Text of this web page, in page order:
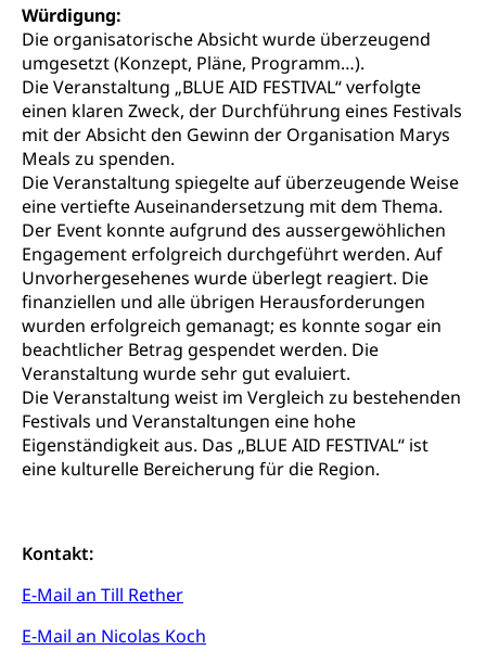
Würdigung:
Die organisatorische Absicht wurde überzeugend
umgesetzt (Konzept, Pläne, Programm…).
Die Veranstaltung „BLUE AID FESTIVAL“ verfolgte
einen klaren Zweck, der Durchführung eines Festivals
mit der Absicht den Gewinn der Organisation Marys
Meals zu spenden.
Die Veranstaltung spiegelte auf überzeugende Weise
eine vertiefte Auseinandersetzung mit dem Thema.
Der Event konnte aufgrund des aussergewöhlichen
Engagement erfolgreich durchgeführt werden. Auf
Unvorhergesehenes wurde überlegt reagiert. Die
finanziellen und alle übrigen Herausforderungen
wurden erfolgreich gemanagt; es konnte sogar ein
beachtlicher Betrag gespendet werden. Die
Veranstaltung wurde sehr gut evaluiert.
Die Veranstaltung weist im Vergleich zu bestehenden
Festivals und Veranstaltungen eine hohe
Eigenständigkeit aus. Das „BLUE AID FESTIVAL“ ist
eine kulturelle Bereicherung für die Region.
Kontakt:
E-Mail an Till Rether
E-Mail an Nicolas Koch
Zentral- und Hochschulbibliothek
Archiv der Denkmalpflege
Museen, Theater, Bibliotheken
Dienststelle Kultur
Kunst & Kultur (Luzern Tourismus)
Kulturförderung
Kulturpolitik, Sprachförderung, Denkmalpflege,
kulturelles Angebot, Kulturerbe, kulturelles Erbe,
Nachwuchsförderung, Vermittlung, Selektive
Förderung, Kulturausschreibungen, Kulturpreis,
Werkbeitrag, Produktionsbeitrag, Recherche,
Bildende Kunst, Angewandte Kunst, Theater/Tanz,
Musik, Entwicklung, Programmbeiträge,
Filmförderung, Regionale Förderfonds,
Werkankäufe, Kunstankäufe, Kunst und Bau, Schule
und Kultur, Kulturgesuche, Kulturvermittlung
Kulturförderung und Vermittlung
Angebote für Schulklassen
Zentralschweizer Filmförderung
Mobilität
Schiene und öffentlicher Verkehr
Öffentlicher Verkehr Luzern Mobil
Schifffahrt
Schiffsverkehr, Binnenschifffahrt, Seeschifffahrt,